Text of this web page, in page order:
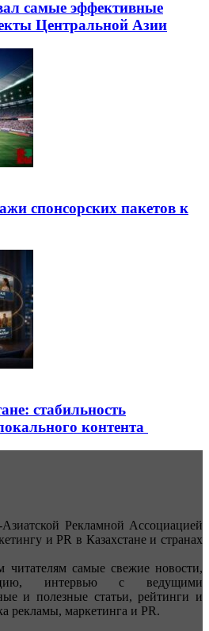
самые эффективные
Центральной Азии
спонсорских пакетов к
стабильность
контента
Рекламной Ассоциацией
и PR в Казахстане и странах
читателям самые свежие новости,
интервью с ведущими
и полезные статьи, рейтинги и
рекламы, маркетинга и PR.